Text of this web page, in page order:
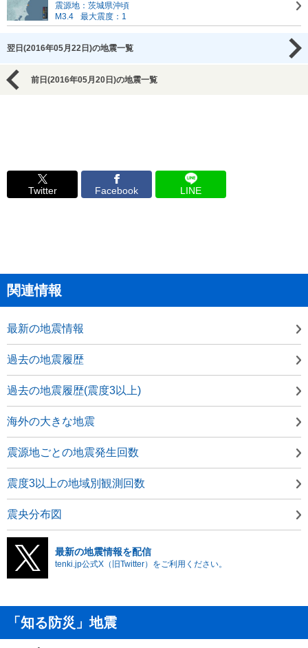
震源地：茨城県沖頃
M3.4
最大震度：1
翌日(2016年05月22日)の地震一覧
前日(2016年05月20日)の地震一覧
Twitter Facebook LINE
関連情報
最新の地震情報
過去の地震履歴
過去の地震履歴(震度3以上)
海外の大きな地震
震源地ごとの地震発生回数
震度3以上の地域別観測回数
震央分布図
最新の地震情報を配信
tenki.jp公式X（旧Twitter）をご利用ください。
「知る防災」地震